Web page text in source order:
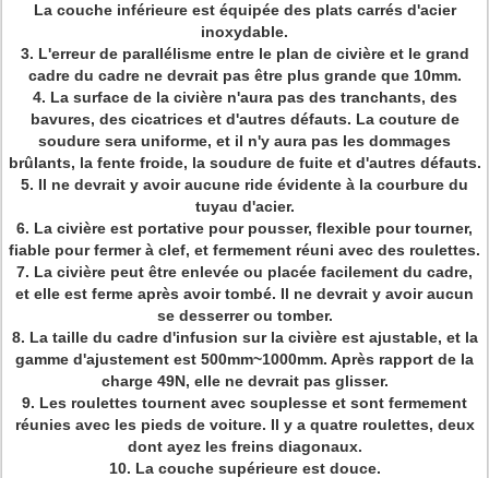
La couche inférieure est équipée des plats carrés d'acier
inoxydable.
3. L'erreur de parallélisme entre le plan de civière et le grand
cadre du cadre ne devrait pas être plus grande que 10mm.
4. La surface de la civière n'aura pas des tranchants, des
bavures, des cicatrices et d'autres défauts. La couture de
soudure sera uniforme, et il n'y aura pas les dommages
brûlants, la fente froide, la soudure de fuite et d'autres défauts.
5. Il ne devrait y avoir aucune ride évidente à la courbure du
tuyau d'acier.
6. La civière est portative pour pousser, flexible pour tourner,
fiable pour fermer à clef, et fermement réuni avec des roulettes.
7. La civière peut être enlevée ou placée facilement du cadre,
et elle est ferme après avoir tombé. Il ne devrait y avoir aucun
se desserrer ou tomber.
8. La taille du cadre d'infusion sur la civière est ajustable, et la
gamme d'ajustement est 500mm~1000mm. Après rapport de la
charge 49N, elle ne devrait pas glisser.
9. Les roulettes tournent avec souplesse et sont fermement
réunies avec les pieds de voiture. Il y a quatre roulettes, deux
dont ayez les freins diagonaux.
10. La couche supérieure est douce.